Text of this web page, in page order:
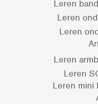
Leren
Leren
Leren
Leren
Leren
Leren mini